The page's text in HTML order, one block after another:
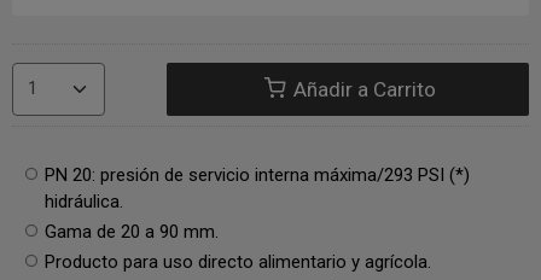
Añadir a Carrito
PN 20: presión de servicio interna máxima/293 PSI (*)
hidráulica.
Gama de 20 a 90 mm.
Producto para uso directo alimentario y agrícola.